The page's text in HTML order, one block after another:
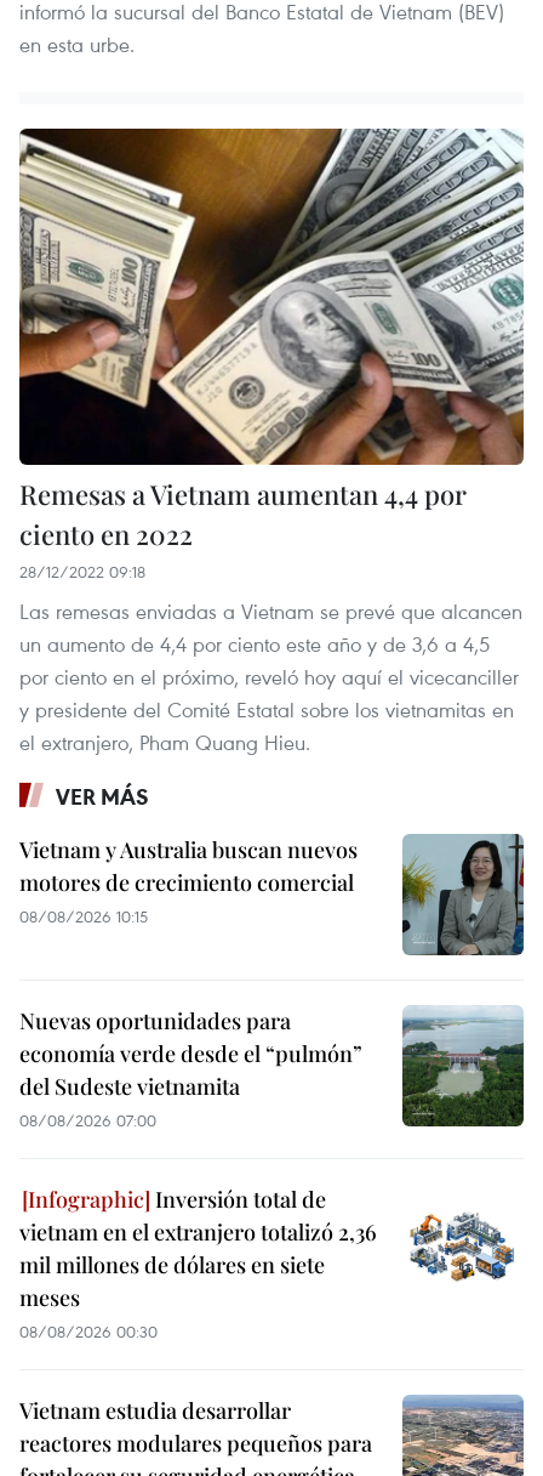
informó la sucursal del Banco Estatal de Vietnam (BEV)
en esta urbe.
Remesas a Vietnam aumentan 4,4 por
ciento en 2022
28/12/2022 09:18
Las remesas enviadas a Vietnam se prevé que alcancen
un aumento de 4,4 por ciento este año y de 3,6 a 4,5
por ciento en el próximo, reveló hoy aquí el vicecanciller
y presidente del Comité Estatal sobre los vietnamitas en
el extranjero, Pham Quang Hieu.
VER MÁS
Vietnam y Australia buscan nuevos
motores de crecimiento comercial
08/08/2026 10:15
Nuevas oportunidades para
economía verde desde el “pulmón”
del Sudeste vietnamita
08/08/2026 07:00
Inversión total de
vietnam en el extranjero totalizó 2,36
mil millones de dólares en siete
meses
08/08/2026 00:30
Vietnam estudia desarrollar
reactores modulares pequeños para